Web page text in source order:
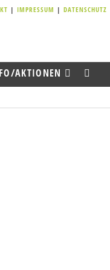
| IMPRESSUM | DATENSCHUTZ
AKTIONEN